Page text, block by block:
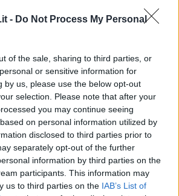
- Do Not Process My Personal
of the sale, sharing to third parties, or
or sensitive information for
by us, please use the below opt-out
selection. Please note that after your
you may continue seeing
on personal information utilized by
disclosed to third parties prior to
separately opt-out of the further
information by third parties on the
participants. This information may
us to third parties on the IAB’s List of
24 ottobre a mercoledì 2 novembre
nel marciapiede diviale Mecenate
per una lunghezza complessiva di 30
anche il divieto di sosta con rimozione
previsto un restringimento provvisorio
della zona interessata dai lavori.
a mercoledì 2 novembre divieto di
di tutti i veicoli in ambo i lati di
via G.
va dal civico 80 per una lunghezza
dalle 9 alle 18. E’ previsto anche un
della carreggiata.